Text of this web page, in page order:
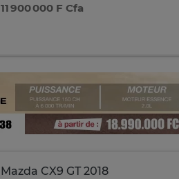
11 900 000 F Cfa
Mazda CX9 GT 2018